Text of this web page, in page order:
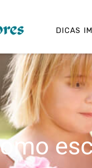
DICAS